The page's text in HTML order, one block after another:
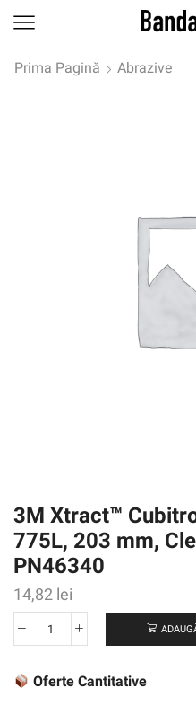
Prima Pagină Abrazive
3M Xtract™
775L, 203 mm,
PN46340
14,82 lei
Cantitate
Xtract™
Oferte Cantitative